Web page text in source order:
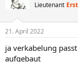
Lieutenant
21. April 2022
ja verkabelung
aufgebaut